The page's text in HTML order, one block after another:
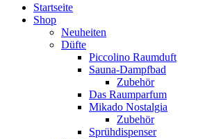
Startseite
Shop
Neuheiten
Düfte
Piccolino Raumduft
Sauna-Dampfbad
Zubehör
Das Raumparfum
Mikado Nostalgia
Zubehör
Sprühdispenser